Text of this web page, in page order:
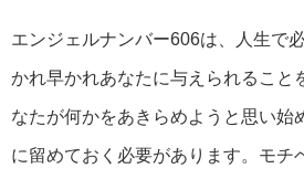
エンジェルナンバー606は、人生で
かれ早かれあなたに与えられること
なたが何かをあきらめようと思い始
に留めておく必要があります。モチ